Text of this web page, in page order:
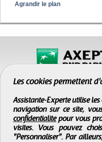
Agrandir le plan
Les cookies permettent
Assistante-Experte utilise
navigation sur ce site,
confidentialitépour vous
visites. Vous pouvez
"Personnaliser". Par